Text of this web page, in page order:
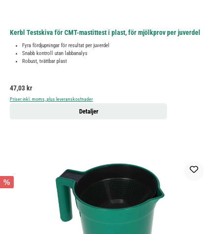
Kerbl Testskiva för CMT-mastittest i plast, för mjölkprov per juverdel
Fyra fördjupningar för resultat per juverdel
Snabb kontroll utan labbanalys
Robust, tvättbar plast
Ordinarie pris:
47,03 kr
Priser inkl. moms, plus leveranskostnader
Detaljer
%